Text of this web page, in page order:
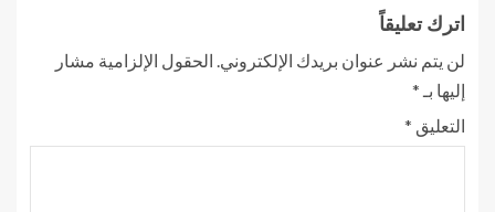
اترك تعليقاً
لن يتم نشر عنوان بريدك الإلكتروني. الحقول الإلزامية مشار
إليها بـ *
التعليق *